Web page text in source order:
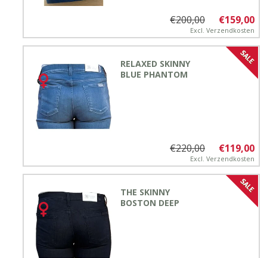
€159,00
€200,00
Excl. Verzendkosten
RELAXED SKINNY
BLUE PHANTOM
€119,00
€220,00
Excl. Verzendkosten
THE SKINNY
BOSTON DEEP